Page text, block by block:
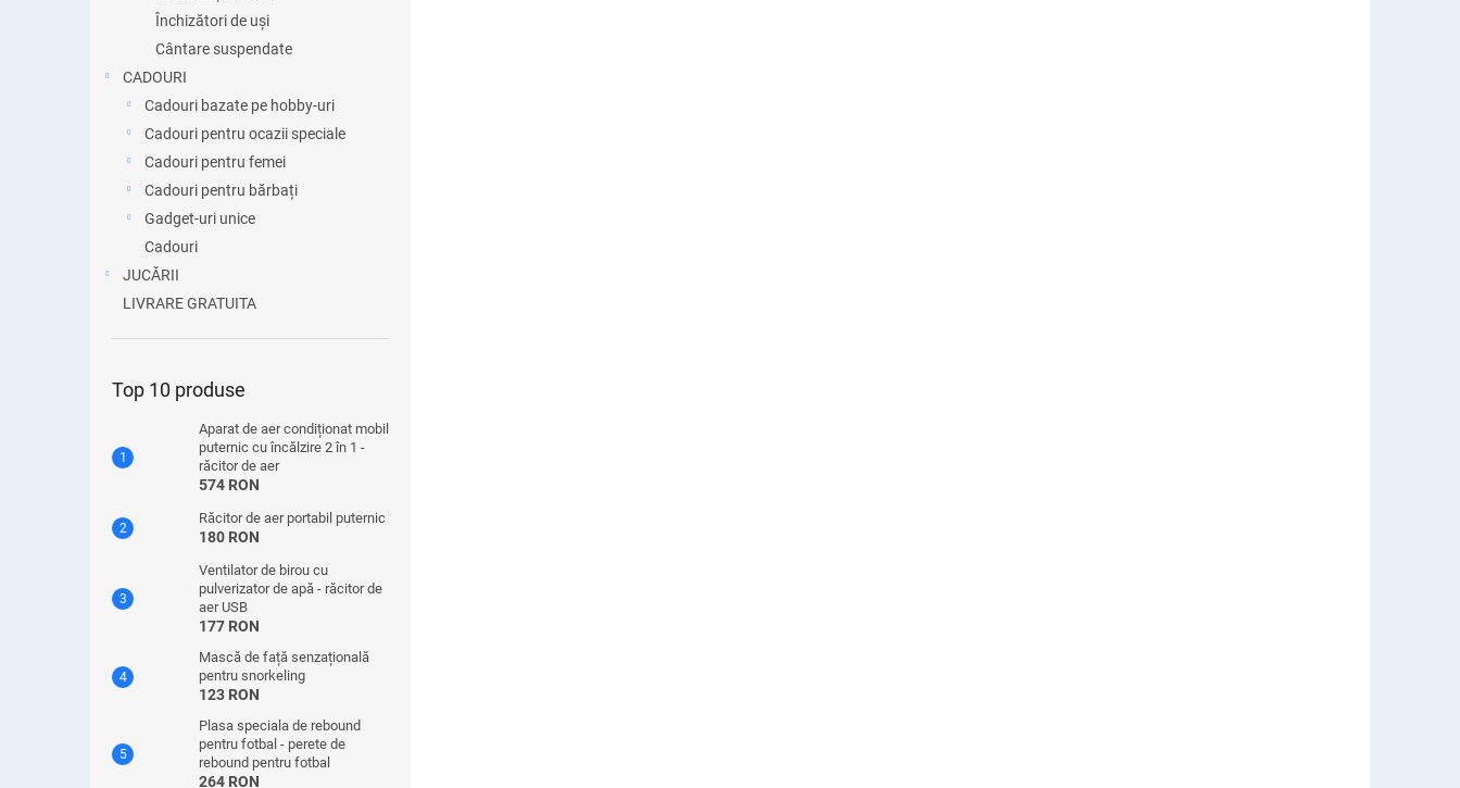
Închizători de uși
Cântare suspendate
CADOURI
Cadouri bazate pe hobby-uri
Cadouri pentru ocazii speciale
Cadouri pentru femei
Cadouri pentru bărbați
Gadget-uri unice
Cadouri
JUCĂRII
LIVRARE GRATUITA
Top 10 produse
Aparat de aer condiționat mobil
puternic cu încălzire 2 în 1 -
răcitor de aer
574 RON
Răcitor de aer portabil puternic
180 RON
Ventilator de birou cu
pulverizator de apă - răcitor de
aer USB
177 RON
Mască de față senzațională
pentru snorkeling
123 RON
Plasa speciala de rebound
pentru fotbal - perete de
rebound pentru fotbal
264 RON